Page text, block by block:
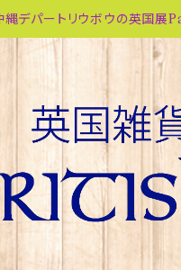
縄デパートリウボウの英国